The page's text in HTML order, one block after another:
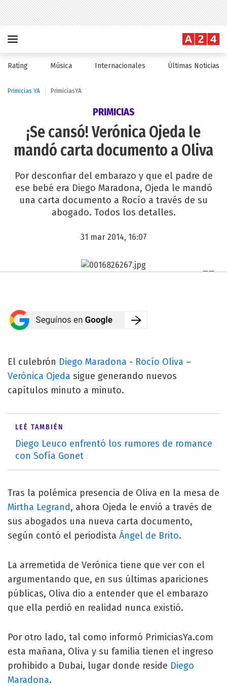
Rating Música Internacionales Últimas Noticias
Primicias YA PrimiciasYA
PRIMICIAS
¡Se cansó! Verónica Ojeda le
mandó carta documento a Oliva
Por desconfiar del embarazo y que el padre de
ese bebé era Diego Maradona, Ojeda le mandó
una carta documento a Rocío a través de su
abogado. Todos los detalles.
31 mar 2014, 16:07
El culebrón Diego Maradona - Rocío Oliva –
Verónica Ojeda sigue generando nuevos
capítulos minuto a minuto.
LEÉ TAMBIÉN
Diego Leuco enfrentó los rumores de romance
con Sofía Gonet
Tras la polémica presencia de Oliva en la mesa de
Mirtha Legrand, ahora Ojeda le envió a través de
sus abogados una nueva carta documento,
según contó el periodista Ángel de Brito.
La arremetida de Verónica tiene que ver con el
argumentando que, en sus últimas apariciones
públicas, Oliva dio a entender que el embarazo
que ella perdió en realidad nunca existió.
Por otro lado, tal como informó PrimiciasYa.com
esta mañana, Oliva y su familia tienen el ingreso
prohibido a Dubai, lugar donde reside Diego
Maradona.